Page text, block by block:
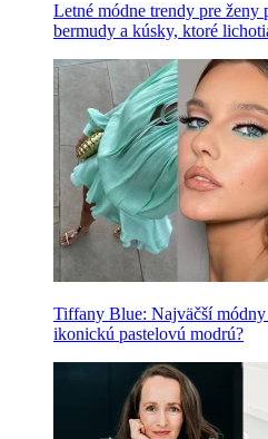
Letné módne trendy pre ženy
bermudy a kúsky, ktoré
Tiffany Blue: Najväčší
ikonickú pastelovú modrú?